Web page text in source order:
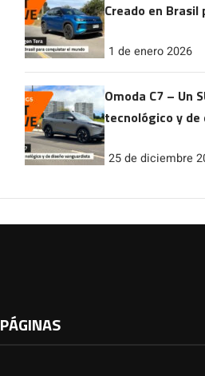
Creado en Brasil
1 de enero 2026
Omoda C7 – Un
tecnológico y de
25 de diciembre
PÁGINAS